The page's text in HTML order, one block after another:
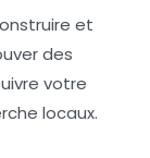
et
des
votre
locaux.